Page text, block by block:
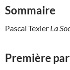
Sommaire
Pascal Texier La
Première